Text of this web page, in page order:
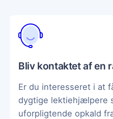
Bliv kontaktet af en
Er du interesseret i at
dygtige lektiehjælpere
uforpligtende opkald